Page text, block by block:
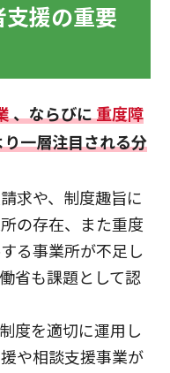
援の重要
、ならびに重度障
一層注目される分
求や、制度趣旨に
の存在、また重度
る事業所が不足し
省も課題として認
度を適切に運用し
や相談支援事業が